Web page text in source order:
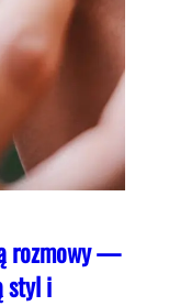
rozmowy —
styl i